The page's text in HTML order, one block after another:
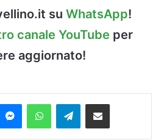
su WhatsApp!
canale YouTube per
aggiornato!
MessengerWhatsAppTelegramCondividi via Email